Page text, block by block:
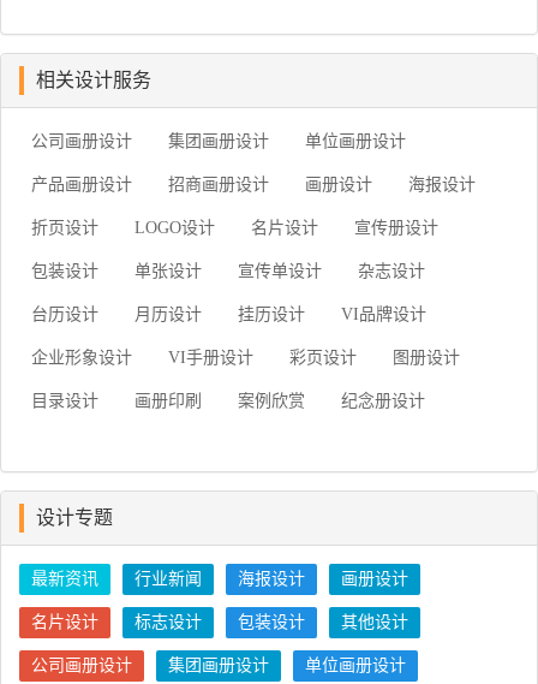
开始之前了解你的目的 当您在考虑如何设计宣传册时，
首先要问客户为什么认为他们需要一本宣传册。然后让他们
相关设计服务
公司画册设计 集团画册设计 单位画册设计
产品画册设计 招商画册设计 画册设计 海报设计
折页设计 LOGO设计 名片设计 宣传册设计
包装设计 单张设计 宣传单设计 杂志设计
台历设计 月历设计 挂历设计 VI品牌设计
企业形象设计 VI手册设计 彩页设计 图册设计
目录设计 画册印刷 案例欣赏 纪念册设计
设计专题
最新资讯 行业新闻 海报设计 画册设计
名片设计 标志设计 包装设计 其他设计
公司画册设计 集团画册设计 单位画册设计